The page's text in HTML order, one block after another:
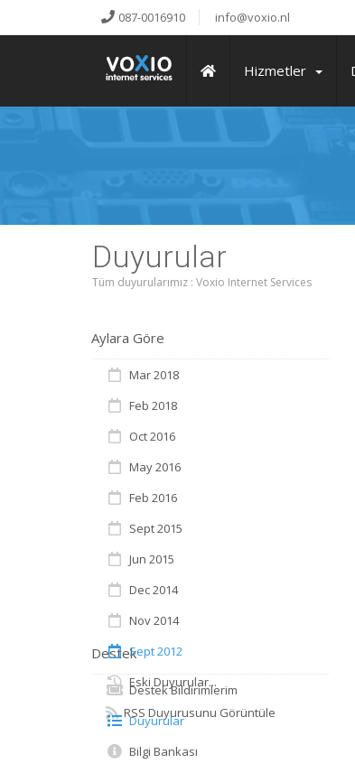
087-0016910 info@voxio.nl
Hizmetler
Duyurular
Tüm duyurularımız : Voxio Internet Services
Aylara Göre
Mar 2018
Feb 2018
Oct 2016
May 2016
Feb 2016
Sept 2015
Jun 2015
Dec 2014
Nov 2014
Sept 2012
Eski Duyurular...
RSS Duyurusunu Görüntüle
Destek
Destek Bildirimlerim
Duyurular
Bilgi Bankası